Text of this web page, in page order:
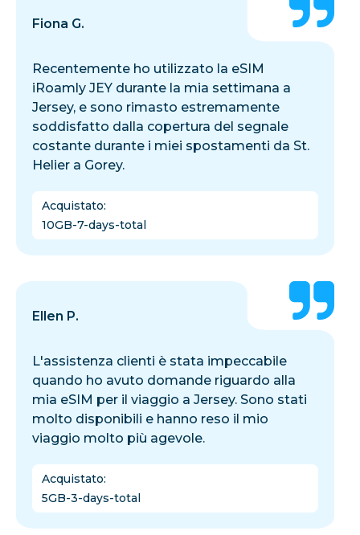
Fiona G.
Recentemente ho utilizzato la eSIM
iRoamly JEY durante la mia settimana a
Jersey, e sono rimasto estremamente
soddisfatto dalla copertura del segnale
costante durante i miei spostamenti da St.
Helier a Gorey.
Acquistato:
10GB-7-days-total
Ellen P.
L'assistenza clienti è stata impeccabile
quando ho avuto domande riguardo alla
mia eSIM per il viaggio a Jersey. Sono stati
molto disponibili e hanno reso il mio
viaggio molto più agevole.
Acquistato:
5GB-3-days-total